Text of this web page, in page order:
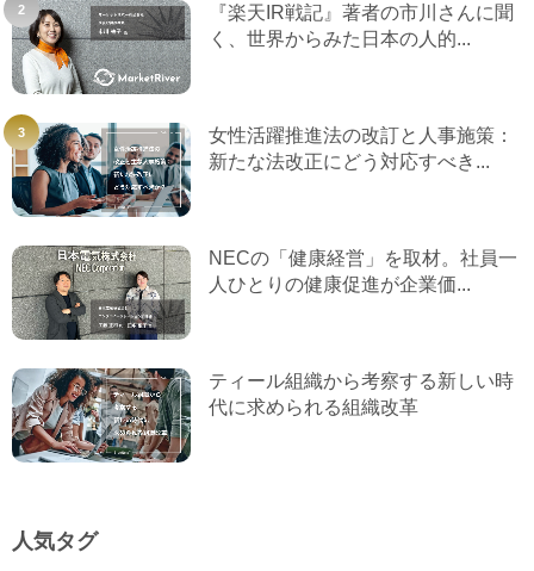
『楽天IR戦記』著者の市川さんに聞
く、世界からみた日本の人的...
女性活躍推進法の改訂と人事施策：
新たな法改正にどう対応すべき...
NECの「健康経営」を取材。社員一
人ひとりの健康促進が企業価...
ティール組織から考察する新しい時
代に求められる組織改革
人気タグ